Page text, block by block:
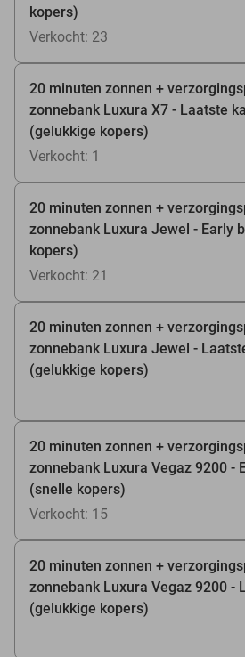
kopers)
Verkocht: 23
20 minuten zonnen +
zonnebank Luxura X7 - Laatste
(gelukkige kopers)
Verkocht: 1
20 minuten zonnen +
zonnebank Luxura Jewel - Early
kopers)
Verkocht: 21
20 minuten zonnen +
zonnebank Luxura Jewel -
(gelukkige kopers)
20 minuten zonnen +
zonnebank Luxura Vegaz 9200 -
(snelle kopers)
Verkocht: 15
20 minuten zonnen +
zonnebank Luxura Vegaz 9200 -
(gelukkige kopers)